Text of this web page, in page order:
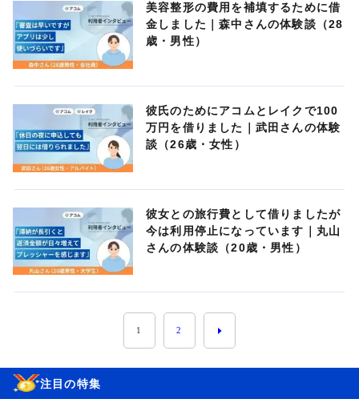
美容整形の費用を補填するために借
金しました｜森中さんの体験談（28
歳・男性）
彼氏のためにアコムとレイクで100
万円を借りました｜武田さんの体験
談（26歳・女性）
彼女との旅行費として借りましたが
今は利用停止になっています｜丸山
さんの体験談（20歳・男性）
1 2
注目の特集